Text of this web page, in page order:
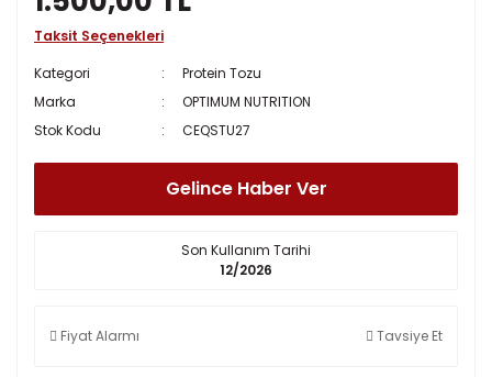
Taksit Seçenekleri
Kategori
Protein Tozu
Marka
OPTIMUM NUTRITION
Stok Kodu
CEQSTU27
Gelince Haber Ver
Son Kullanım Tarihi
12/2026
Fiyat Alarmı Tavsiye Et